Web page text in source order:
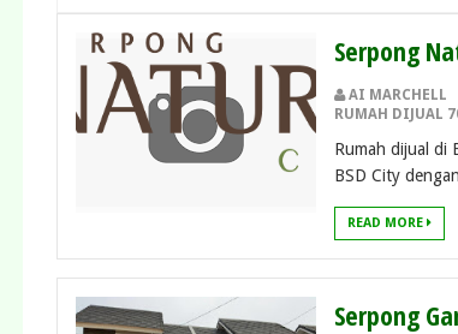
Serpong
AI MARCHELL
RUMAH DIJUAL
Rumah dijual di
BSD City
READ MORE
Serpong